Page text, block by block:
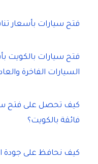
فتح سيارات بأسعار
فتح سيارات
السيارات الفاخرة
كيف تحصل على فتح
فائقة بالكويت؟
كيف نحافظ على جودة